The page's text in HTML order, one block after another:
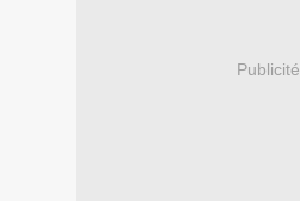
Publicité